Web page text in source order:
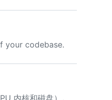
your codebase.
内核和磁盘）。